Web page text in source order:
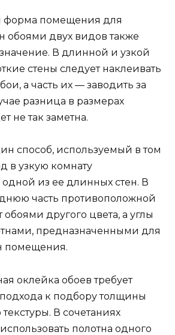
форма помещения для
обоями двух видов также
В длинной и узкой
стены следует наклеивать
а часть их — заводить за
разница в размерах
не так заметна.
способ, используемый в том
в узкую комнату
одной из ее длинных стен. В
часть противоположной
другого цвета, а углы
предназначенными для
помещения.
оклейка обоев требует
к подбору толщины
В сочетаниях
полотна одного